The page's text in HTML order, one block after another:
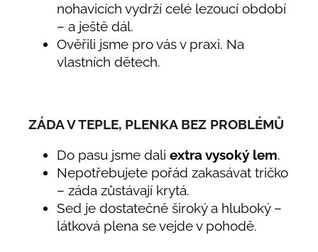
nohavicích vydrží celé lezoucí období
– a ještě dál.
Ověřili jsme pro vás v praxi. Na
vlastních dětech.
ZÁDA V TEPLE, PLENKA BEZ PROBLÉMŮ
Do pasu jsme dali extra vysoký lem.
Nepotřebujete pořád zakasávat tričko
– záda zůstávají krytá.
Sed je dostatečně široký a hluboký –
látková plena se vejde v pohodě.